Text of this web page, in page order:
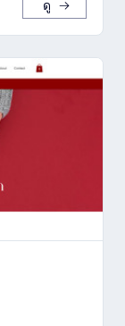
ดู